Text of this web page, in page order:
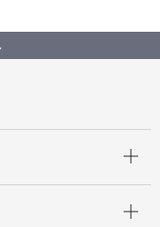
ック製容器包装収集